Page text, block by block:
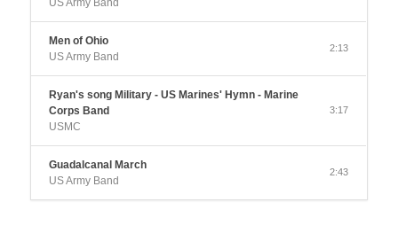
US Army Band
Men of Ohio
US Army Band
2:13
Ryan's song Military - US Marines' Hymn - Marine
Corps Band
USMC
3:17
Guadalcanal March
US Army Band
2:43